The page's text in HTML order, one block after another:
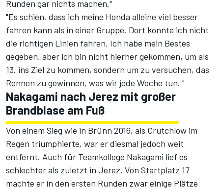
Runden gar nichts machen."
"Es schien, dass ich meine Honda alleine viel besser
fahren kann als in einer Gruppe. Dort konnte ich nicht
die richtigen Linien fahren. Ich habe mein Bestes
gegeben, aber ich bin nicht hierher gekommen, um als
13. ins Ziel zu kommen, sondern um zu versuchen, das
Rennen zu gewinnen, was wir jede Woche tun. "
Nakagami nach Jerez mit großer
Brandblase am Fuß
Von einem Sieg wie in Brünn 2016, als Crutchlow im
Regen triumphierte, war er diesmal jedoch weit
entfernt. Auch für Teamkollege Nakagami lief es
schlechter als zuletzt in Jerez. Von Startplatz 17
machte er in den ersten Runden zwar einige Plätze